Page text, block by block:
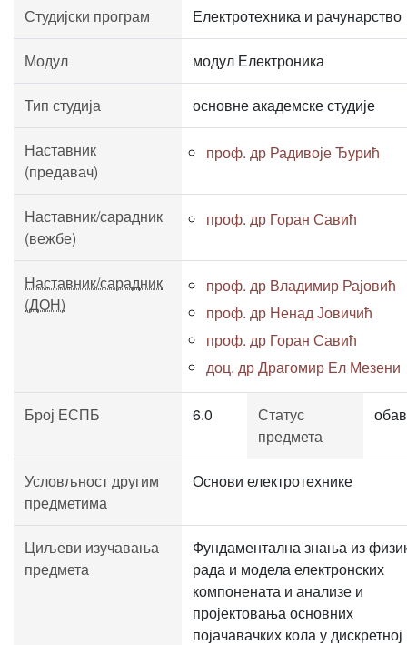
Студијски програм Електротехника и рачунарство
Модул модул Електроника
Тип студија основне академске студије
Наставник
(предавач)
проф. др Радивоје Ђурић
Наставник/сарадник
(вежбе)
проф. др Горан Савић
Наставник/сарадник
(ДОН)
проф. др Владимир Рајовић
проф. др Ненад Јовичић
проф. др Горан Савић
доц. др Драгомир Ел Мезени
Број ЕСПБ 6.0
Статус
предмета
Условљност другим
предметима
Основи електротехнике
Циљеви изучавања
предмета
Фундаментална знања из
рада и модела електронских
компонената и анализе и
пројектовања основних
појачавачких кола у дискретној